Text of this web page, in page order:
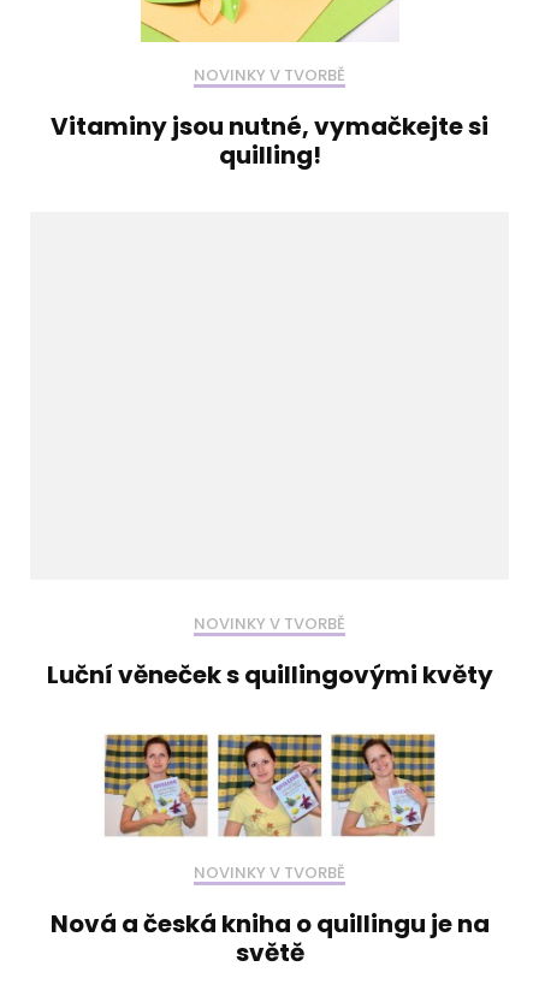
NOVINKY V TVORBĚ
Vitaminy jsou nutné, vymačkejte si
quilling!
NOVINKY V TVORBĚ
Luční věneček s quillingovými květy
NOVINKY V TVORBĚ
Nová a česká kniha o quillingu je na
světě